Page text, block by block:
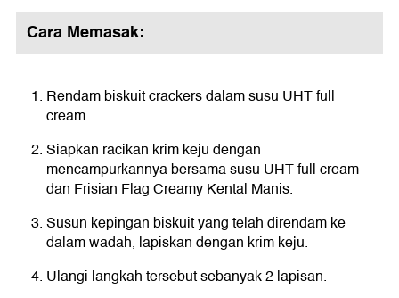
Cara Memasak:
Rendam biskuit crackers dalam susu UHT full
cream.
Siapkan racikan krim keju dengan
mencampurkannya bersama susu UHT full cream
dan Frisian Flag Creamy Kental Manis.
Susun kepingan biskuit yang telah direndam ke
dalam wadah, lapiskan dengan krim keju.
Ulangi langkah tersebut sebanyak 2 lapisan.